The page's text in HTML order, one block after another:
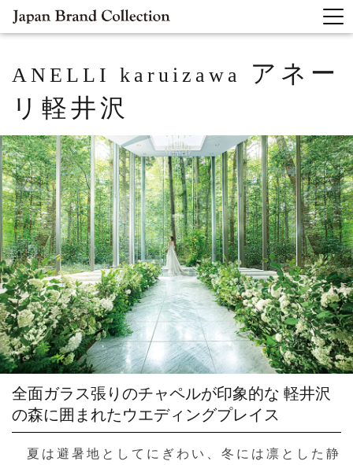
ANELLI karuizawa
アネー
リ軽井沢
全面ガラス張りのチャペルが印象的な 軽井沢
の森に囲まれたウエディングプレイス
夏は避暑地としてにぎわい、冬には凛とした静